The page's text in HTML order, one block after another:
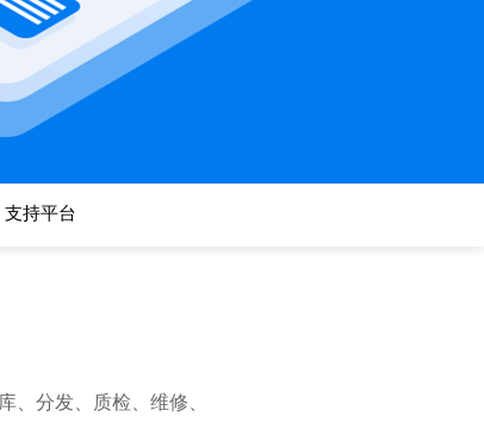
支持平台
、分发、质检、维修、